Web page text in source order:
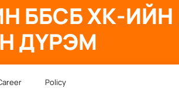
ББСБ ХК-ИЙН
ДҮРЭМ
Policy